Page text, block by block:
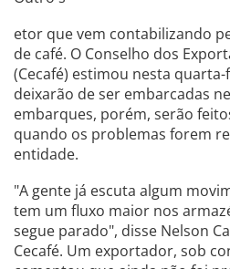
etor que vem contabilizando
de café. O Conselho dos
(Cecafé) estimou nesta
deixarão de ser embarcadas
embarques, porém, serão
quando os problemas forem
entidade.
"A gente já escuta algum
tem um fluxo maior nos
segue parado", disse Nelson
Cecafé. Um exportador, sob